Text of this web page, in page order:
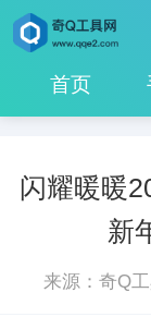
首页
闪耀暖暖
新
来源：奇Q工